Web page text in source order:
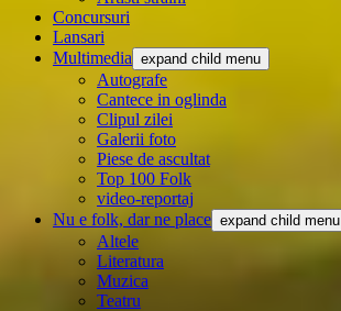
Concursuri
Lansari
Multimedia expand child menu
Autografe
Cantece in oglinda
Clipul zilei
Galerii foto
Piese de ascultat
Top 100 Folk
video-reportaj
Nu e folk, dar ne place expand child menu
Altele
Literatura
Muzica
Teatru